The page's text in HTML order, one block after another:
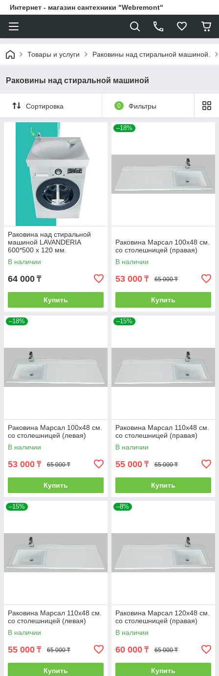
Интернет - магазин сантехники "Webremont"
Товары и услуги Раковины над стиральной машиной.
Раковины над стиральной машиной
Сортировка 0 Фильтры
Раковина над стиральной
машиной LAVANDERIA
600*500 х 120 мм.
(POLYTITAN)
В наличии
64 000 ₸
Купить
–18%
Раковина Марсал 100х48 см.
со столешницей (правая)
В наличии
53 000 ₸ 65 000 ₸
Купить
–18%
Раковина Марсал 100х48 см.
со столешницей (левая)
В наличии
53 000 ₸ 65 000 ₸
Купить
–15%
Раковина Марсал 110х48 см.
со столешницей (правая)
В наличии
55 000 ₸ 65 000 ₸
Купить
–15%
Раковина Марсал 110х48 см.
со столешницей (левая)
В наличии
55 000 ₸ 65 000 ₸
Купить
–8%
Раковина Марсал 120х48 см.
со столешницей (правая)
В наличии
60 000 ₸ 65 000 ₸
Купить